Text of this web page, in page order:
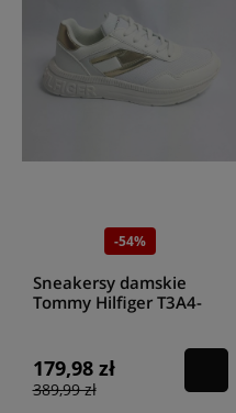
-54%
Sneakersy damskie
Tommy Hilfiger T3A4-
179,98 zł
389,99 zł